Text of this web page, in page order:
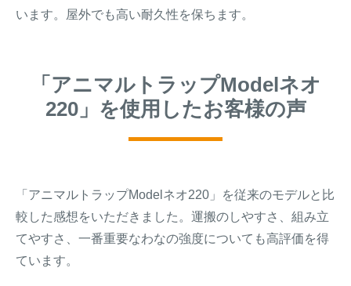
います。屋外でも高い耐久性を保ちます。
「アニマルトラップModelネオ
220」を使用したお客様の声
「アニマルトラップModelネオ220」を従来のモデルと比
較した感想をいただきました。運搬のしやすさ、組み立
てやすさ、一番重要なわなの強度についても高評価を得
ています。